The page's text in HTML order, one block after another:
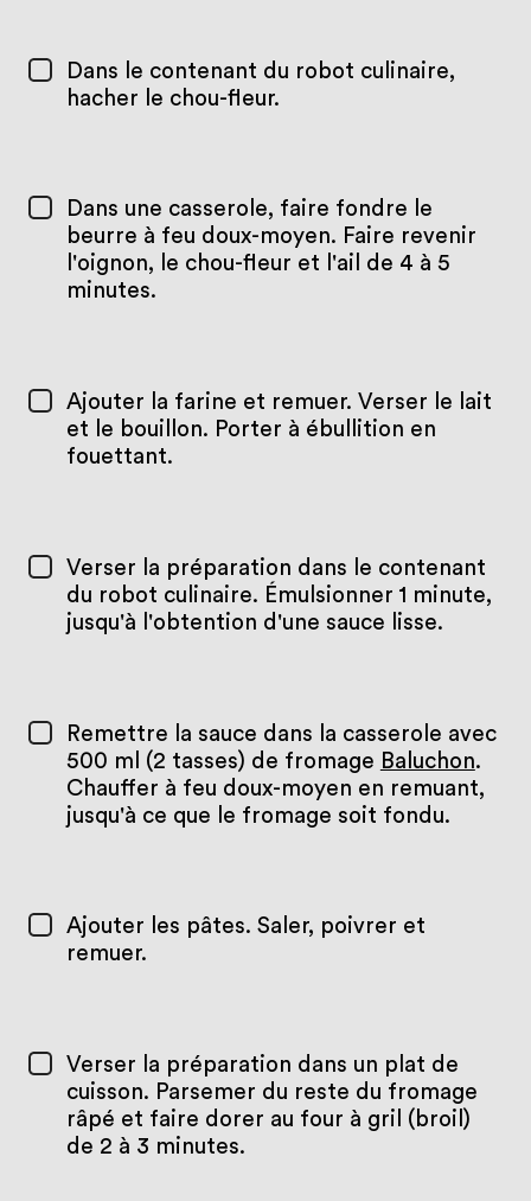
Dans le contenant du robot culinaire,
hacher le chou-fleur.
Dans une casserole, faire fondre le
beurre à feu doux-moyen. Faire revenir
l'oignon, le chou-fleur et l'ail de 4 à 5
minutes.
Ajouter la farine et remuer. Verser le lait
et le bouillon. Porter à ébullition en
fouettant.
Verser la préparation dans le contenant
du robot culinaire. Émulsionner 1 minute,
jusqu'à l'obtention d'une sauce lisse.
Remettre la sauce dans la casserole avec
500 ml (2 tasses) de fromage Baluchon.
Chauffer à feu doux-moyen en remuant,
jusqu'à ce que le fromage soit fondu.
Ajouter les pâtes. Saler, poivrer et
remuer.
Verser la préparation dans un plat de
cuisson. Parsemer du reste du fromage
râpé et faire dorer au four à gril (broil)
de 2 à 3 minutes.